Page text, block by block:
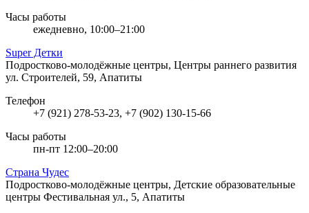
Часы работы
ежедневно, 10:00–21:00
Super Детки
Подростково-молодёжные центры, Центры раннего развития
ул. Строителей, 59, Апатиты
Телефон
+7 (921) 278-53-23, +7 (902) 130-15-66
Часы работы
пн-пт 12:00–20:00
Страна Чудес
Подростково-молодёжные центры, Детские образовательные
центры Фестивальная ул., 5, Апатиты